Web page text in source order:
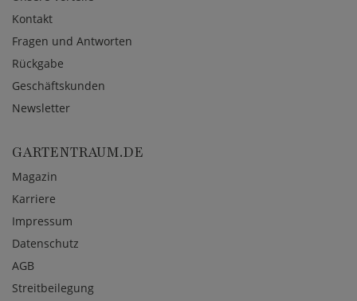
Kontakt
Fragen und Antworten
Rückgabe
Geschäftskunden
Newsletter
GARTENTRAUM.DE
Magazin
Karriere
Impressum
Datenschutz
AGB
Streitbeilegung